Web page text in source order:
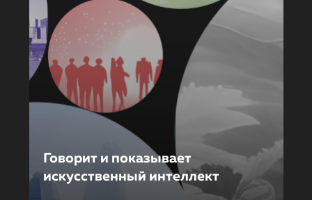
Говорит и показывает
искусственный интеллект